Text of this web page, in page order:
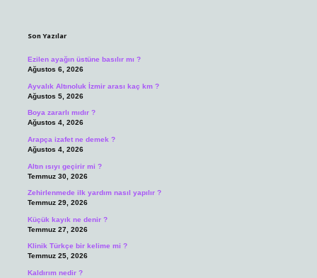
Son Yazılar
Ezilen ayağın üstüne basılır mı ?
Ağustos 6, 2026
Ayvalık Altınoluk İzmir arası kaç km ?
Ağustos 5, 2026
Boya zararlı mıdır ?
Ağustos 4, 2026
Arapça izafet ne demek ?
Ağustos 4, 2026
Altın ısıyı geçirir mi ?
Temmuz 30, 2026
Zehirlenmede ilk yardım nasıl yapılır ?
Temmuz 29, 2026
Küçük kayık ne denir ?
Temmuz 27, 2026
Klinik Türkçe bir kelime mi ?
Temmuz 25, 2026
Kaldırım nedir ?